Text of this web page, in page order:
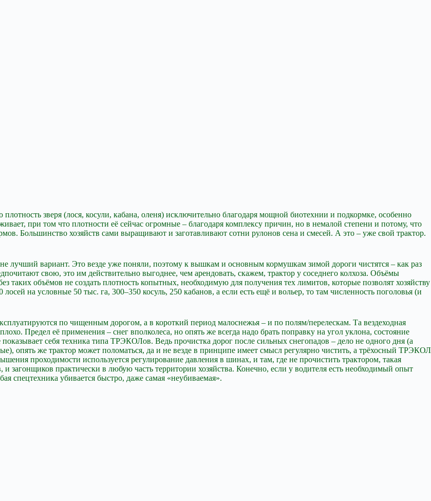
зверя (лося, косули, кабана, оленя) исключительно благодаря мощной биотехнии и подкормке, особенно
при том что плотности её сейчас огромные – благодаря комплексу причин, но в немалой степени и потому, что
Большинство хозяйств сами выращивают и заготавливают сотни рулонов сена и смесей. А это – уже свой трактор.
лучший вариант. Это везде уже поняли, поэтому к вышкам и основным кормушкам зимой дороги чистятся – как раз
свою, это им действительно выгоднее, чем арендовать, скажем, трактор у соседнего колхоза. Объёмы
таких объёмов не создать плотность копытных, необходимую для получения тех лимитов, которые позволят хозяйству
на условные 50 тыс. га, 300–350 косуль, 250 кабанов, а если есть ещё и вольер, то там численность поголовья (и
по чищенным дорогом, а в короткий период малоснежья – и по полям/перелескам. Та вездеходная
Предел её применения – снег вполколеса, но опять же всегда надо брать поправку на угол уклона, состояние
себя техника типа ТРЭКОЛов. Ведь прочистка дорог после сильных снегопадов – дело не одного дня (а
опять же трактор может поломаться, да и не везде в принципе имеет смысл регулярно чистить, а трёхосный ТРЭКОЛ
проходимости используется регулирование давления в шинах, и там, где не прочистить трактором, такая
загонщиков практически в любую часть территории хозяйства. Конечно, если у водителя есть необходимый опыт
спецтехника убивается быстро, даже самая «неубиваемая».